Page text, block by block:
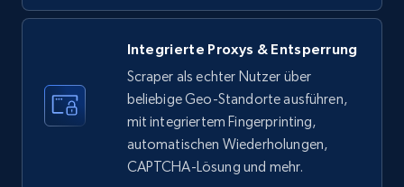
LinkedIn company information
ID, Name, Country code, Locations, Followers,
Employees in linkedin, About, Specialties, and
Integrierte Proxys & Entsperrung
Scraper als echter Nutzer über
beliebige Geo-Standorte ausführen,
mit integriertem Fingerprinting,
automatischen Wiederholungen,
CAPTCHA-Lösung und mehr.